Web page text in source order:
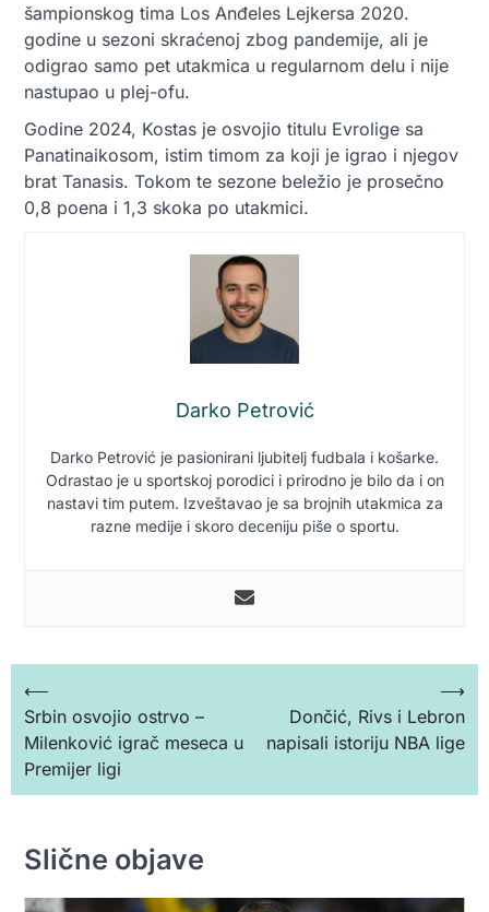
šampionskog tima Los Anđeles Lejkersa 2020.
godine u sezoni skraćenoj zbog pandemije, ali je
odigrao samo pet utakmica u regularnom delu i nije
nastupao u plej-ofu.
Godine 2024, Kostas je osvojio titulu Evrolige sa
Panatinaikosom, istim timom za koji je igrao i njegov
brat Tanasis. Tokom te sezone beležio je prosečno
0,8 poena i 1,3 skoka po utakmici.
Darko Petrović
Darko Petrović je pasionirani ljubitelj fudbala i košarke.
Odrastao je u sportskoj porodici i prirodno je bilo da i on
nastavi tim putem. Izveštavao je sa brojnih utakmica za
razne medije i skoro deceniju piše o sportu.
Кретање
чланка
⟵
Srbin osvojio ostrvo –
Milenković igrač meseca u
Premijer ligi
Dončić, Rivs i Lebron
napisali istoriju NBA lige
⟶
Slične objave